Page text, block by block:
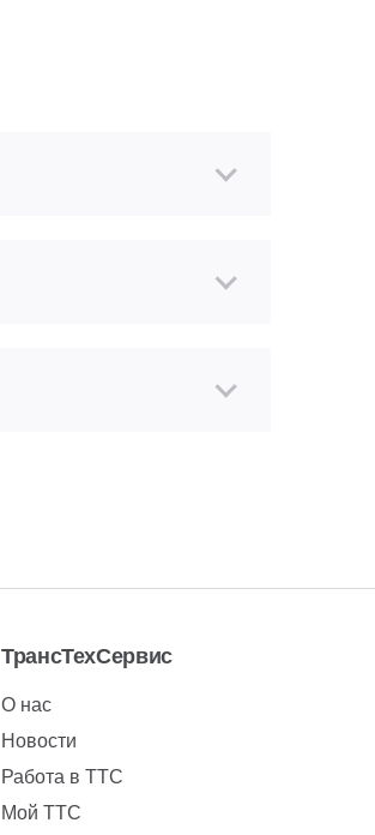
ТрансТехСервис
О нас
Новости
Работа в ТТС
Мой ТТС